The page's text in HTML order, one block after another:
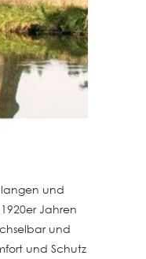
langen und
Jahren
und
und Schutz